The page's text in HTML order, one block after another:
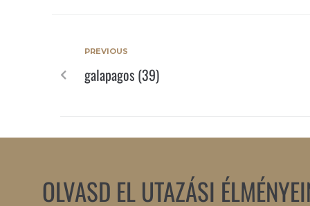
PREVIOUS
galapagos (39)
OLVASD EL UTAZÁSI